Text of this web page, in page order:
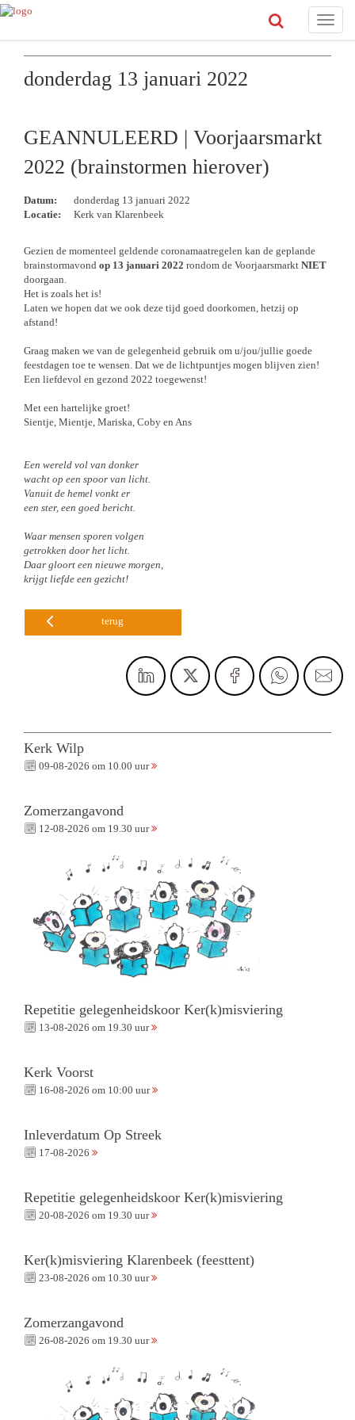
Toggle
donderdag 13 januari 2022
GEANNULEERD | Voorjaarsmarkt
2022 (brainstormen hierover)
Datum:
donderdag 13 januari 2022
Locatie:
Kerk van Klarenbeek
Gezien de momenteel geldende coronamaatregelen kan de geplande
brainstormavond op 13 januari 2022 rondom de Voorjaarsmarkt NIET
doorgaan.
Het is zoals het is!
Laten we hopen dat we ook deze tijd goed doorkomen, hetzij op
afstand!
Graag maken we van de gelegenheid gebruik om u/jou/jullie goede
feestdagen toe te wensen. Dat we de lichtpuntjes mogen blijven zien!
Een liefdevol en gezond 2022 toegewenst!
Met een hartelijke groet!
Sientje, Mientje, Mariska, Coby en Ans
Een wereld vol van donker
wacht op een spoor van licht.
Vanuit de hemel vonkt er
een ster, een goed bericht.
Waar mensen sporen volgen
getrokken door het licht.
Daar gloort een nieuwe morgen,
krijgt liefde een gezicht!
terug
Kerk Wilp
09-08-2026 om 10.00 uur
Zomerzangavond
12-08-2026 om 19.30 uur
Repetitie gelegenheidskoor Ker(k)misviering
13-08-2026 om 19.30 uur
Kerk Voorst
16-08-2026 om 10:00 uur
Inleverdatum Op Streek
17-08-2026
Repetitie gelegenheidskoor Ker(k)misviering
20-08-2026 om 19.30 uur
Ker(k)misviering Klarenbeek (feesttent)
23-08-2026 om 10.30 uur
Zomerzangavond
26-08-2026 om 19.30 uur